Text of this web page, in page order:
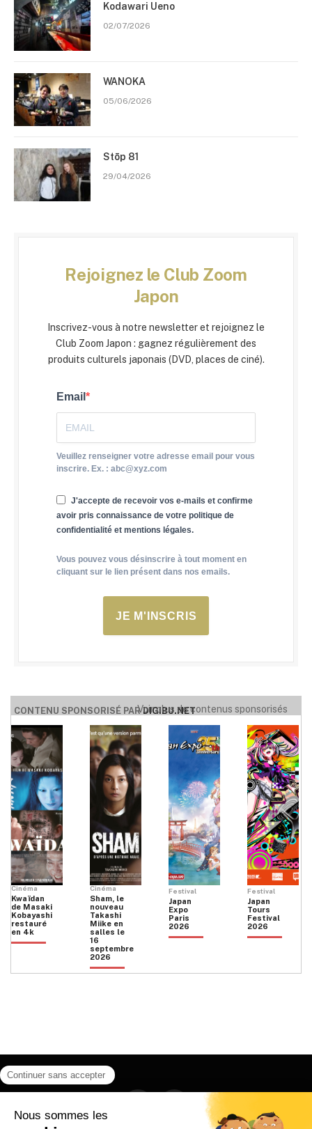
Kodawari Ueno
02/07/2026
WANOKA
05/06/2026
Stōp 81
29/04/2026
Rejoignez le Club Zoom
Japon
Inscrivez-vous à notre newsletter et rejoignez le
Club Zoom Japon : gagnez régulièrement des
produits culturels japonais (DVD, places de ciné).
Email
Veuillez renseigner votre adresse email pour vous
inscrire. Ex. : abc@xyz.com
J'accepte de recevoir vos e-mails et confirme
avoir pris connaissance de votre politique de
confidentialité et mentions légales.
Vous pouvez vous désinscrire à tout moment en
cliquant sur le lien présent dans nos emails.
JE M'INSCRIS
CONTENU SPONSORISÉ PARDIGIBU.NET
Voir plus de contenus sponsorisés
Cinéma
Kwaïdan
de Masaki
Kobayashi
restauré
en 4k
Cinéma
Sham, le
nouveau
Takashi
Miike en
salles le
16
septembre
2026
Festival
Japan
Expo
Paris
2026
Festival
Japan
Tours
Festival
2026
Instagram